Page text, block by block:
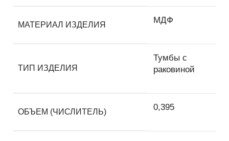
МАТЕРИАЛ ИЗДЕЛИЯ МДФ
ТИП ИЗДЕЛИЯ
Тумбы с
раковиной
ОБЪЕМ (ЧИСЛИТЕЛЬ) 0,395